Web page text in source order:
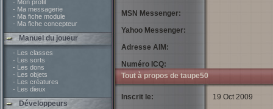
- Mon profil
- Ma messagerie
- Ma fiche module
- Ma fiche concepteur
Manuel du joueur
- Les classes
- Les sorts
- Les dons
- Les objets
- Les créatures
- Les dieux
Développeurs
MSN Messenger:
Yahoo Messenger:
Adresse AIM:
Numéro ICQ:
Tout à propos de taupe50
Inscrit le:
19 Oct 2009